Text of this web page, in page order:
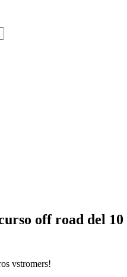
off road del
vstromers!